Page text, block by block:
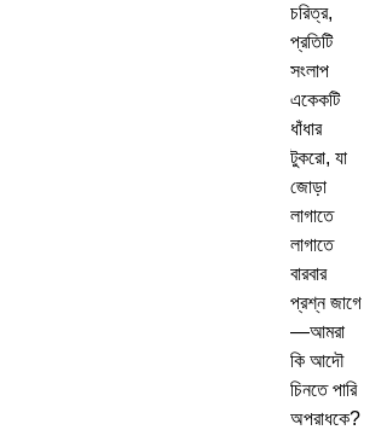
চরিত্র,
প্রতিটি
সংলাপ
একেকটি
ধাঁধার
টুকরো, যা
জোড়া
লাগাতে
লাগাতে
বারবার
প্রশ্ন জাগে
—আমরা
কি আদৌ
চিনতে পারি
অপরাধকে?